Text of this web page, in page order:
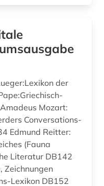
Mozart:
Conversations-
Edmund Reitter:
(Fauna
Literatur DB142
Zeichnungen
Lexikon DB152